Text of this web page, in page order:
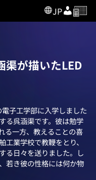
JP
が描いたLED
子工学部に入学しました
る呉涵渠です。彼は勉学
る一方、教えることの喜
業学校で教鞭をとり、
る日々を送りました。し
若き彼の性格には何か物